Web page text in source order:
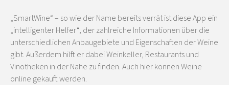
„SmartWine“ – so wie der Name bereits verrät ist diese App ein
„intelligenter Helfer“, der zahlreiche Informationen über die
unterschiedlichen Anbaugebiete und Eigenschaften der Weine
gibt. Außerdem hilft er dabei Weinkeller, Restaurants und
Vinotheken in der Nähe zu finden. Auch hier können Weine
online gekauft werden.